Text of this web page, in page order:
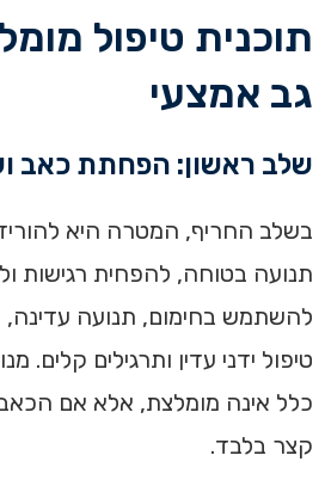
תוכנית טיפול
גב אמצעי
שלב ראשון: הפחתת כאב
בשלב החריף, המטרה היא
תנועה בטוחה, להפחית רגישות
להשתמש בחימום, תנועה עדינה,
טיפול ידני עדין ותרגילים
כלל אינה מומלצת, אלא אם הכאב
קצר בלבד.